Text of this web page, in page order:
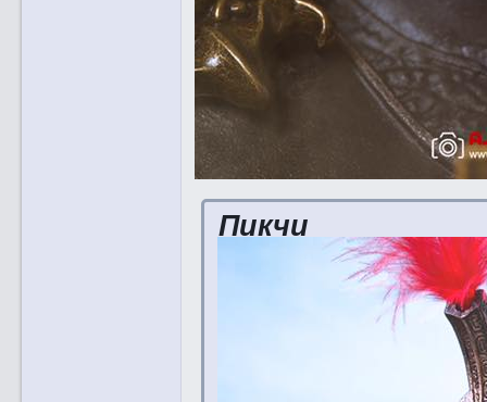
Пикчи